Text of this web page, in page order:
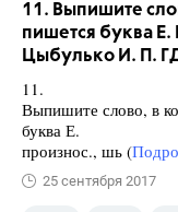
11. Выпишите
пишется буква Е.
Цыбулько И. П.
11.
Выпишите слово, в
буква Е.
произнос., шь (
25 сентября 2017